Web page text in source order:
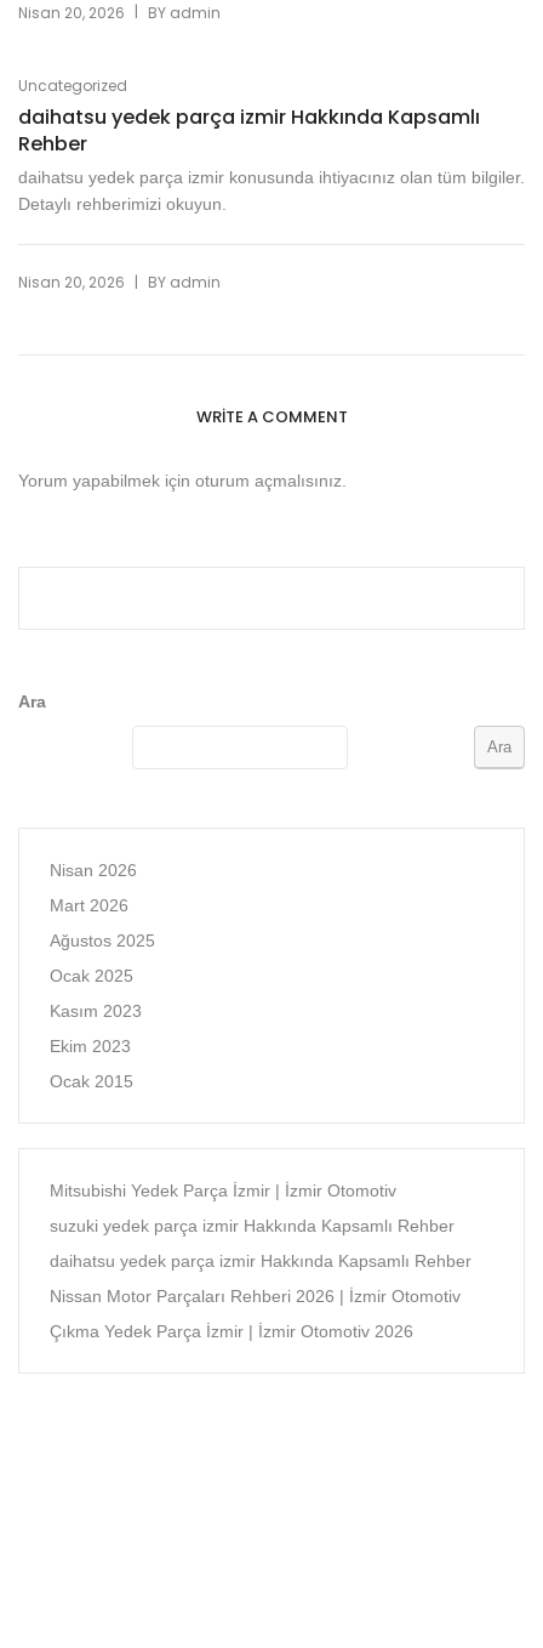
Nisan 20, 2026 | BY admin
Uncategorized
daihatsu yedek parça izmir Hakkında Kapsamlı
Rehber
daihatsu yedek parça izmir konusunda ihtiyacınız olan tüm bilgiler.
Detaylı rehberimizi okuyun.
Nisan 20, 2026 | BY admin
WRITE A COMMENT
Yorum yapabilmek için oturum açmalısınız
Ara
Ara
Nisan 2026
Mart 2026
Ağustos 2025
Ocak 2025
Kasım 2023
Ekim 2023
Ocak 2015
Mitsubishi Yedek Parça İzmir | İzmir Otomotiv
suzuki yedek parça izmir Hakkında Kapsamlı Rehber
daihatsu yedek parça izmir Hakkında Kapsamlı Rehber
Nissan Motor Parçaları Rehberi 2026 | İzmir Otomotiv
Çıkma Yedek Parça İzmir | İzmir Otomotiv 2026